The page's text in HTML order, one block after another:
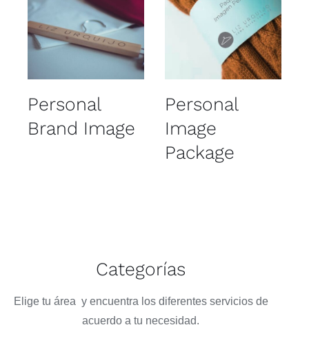
Details
Personal
Brand Image
Details
Personal
Image
Package
Categorías
Elige tu área y encuentra los diferentes servicios de
acuerdo a tu necesidad.